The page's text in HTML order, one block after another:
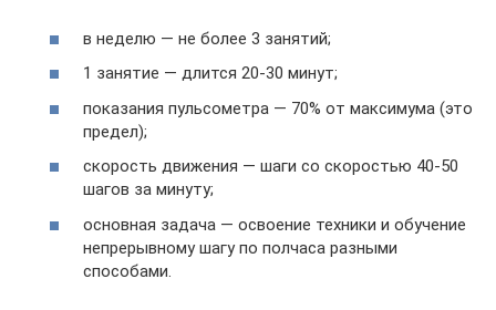
в неделю — не более 3 занятий;
1 занятие — длится 20-30 минут;
показания пульсометра — 70% от максимума (это
предел);
скорость движения — шаги со скоростью 40-50
шагов за минуту;
основная задача — освоение техники и обучение
непрерывному шагу по полчаса разными
способами.